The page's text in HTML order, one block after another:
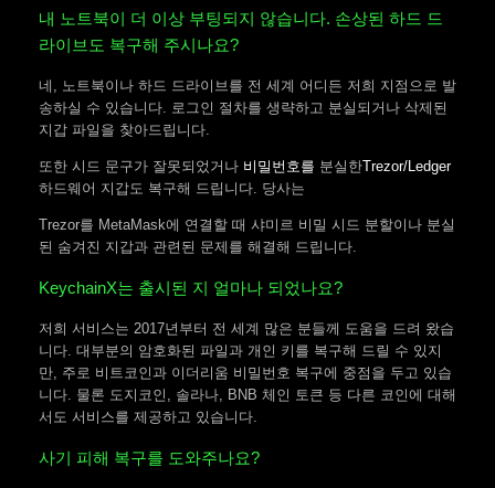
내 노트북이 더 이상 부팅되지 않습니다. 손상된 하드 드
라이브도 복구해 주시나요?
네, 노트북이나 하드 드라이브를 전 세계 어디든 저희 지점으로 발
송하실 수 있습니다. 로그인 절차를 생략하고 분실되거나 삭제된
지갑 파일을 찾아드립니다.
또한 시드 문구가 잘못되었거나 비밀번호를 분실한Trezor/Ledger
하드웨어 지갑도 복구해 드립니다. 당사는
Trezor를 MetaMask에 연결할 때 샤미르 비밀 시드 분할이나 분실
된 숨겨진 지갑과 관련된 문제를 해결해 드립니다.
KeychainX는 출시된 지 얼마나 되었나요?
저희 서비스는 2017년부터 전 세계 많은 분들께 도움을 드려 왔습
니다. 대부분의 암호화된 파일과 개인 키를 복구해 드릴 수 있지
만, 주로 비트코인과 이더리움 비밀번호 복구에 중점을 두고 있습
니다. 물론 도지코인, 솔라나, BNB 체인 토큰 등 다른 코인에 대해
서도 서비스를 제공하고 있습니다.
사기 피해 복구를 도와주나요?